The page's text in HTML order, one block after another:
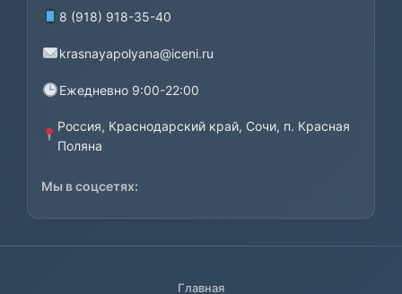
8 (918) 918-35-40
krasnayapolyana@iceni.ru
Ежедневно 9:00-22:00
Россия, Краснодарский край, Сочи, п. Красная
Поляна
Мы в соцсетях:
Главная